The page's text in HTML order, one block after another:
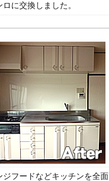
に交換しました。
フードなどキッチンを全面